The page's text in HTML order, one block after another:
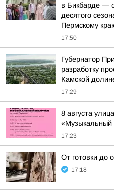
в Бикбарде —
десятого
Пермскому
17:50
Губернатор
разработку
Камской
17:29
8 августа
«Музыкальный
17:23
От готовки до
17:18